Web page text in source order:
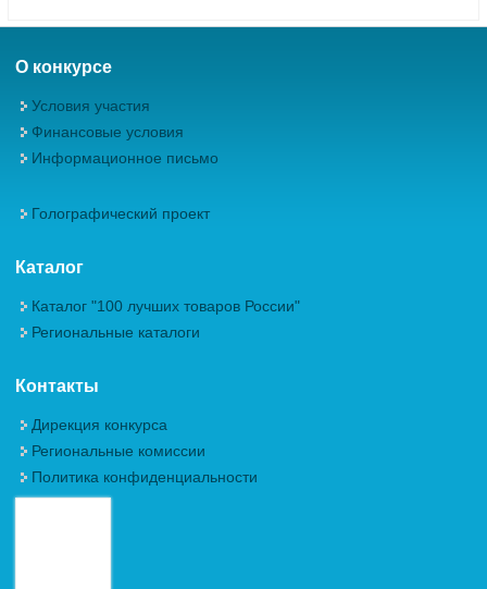
О конкурсе
Условия участия
Финансовые условия
Информационное письмо
Голографический проект
Каталог
Каталог "100 лучших товаров России"
Региональные каталоги
Контакты
Дирекция конкурса
Региональные комиссии
Политика конфиденциальности